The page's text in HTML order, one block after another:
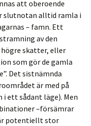
att oberoende
slutnotan alltid ramla i
– famn. Ett
av den
skatter, eller
som gör de gamla
Det sistnämnda
är med på
ett sådant läge). Men
–försämrar
potentiellt stor